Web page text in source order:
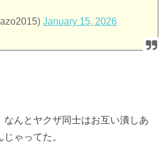
January 15, 2026
なんとヤクザ同士はお互い潰しあ
ゃってた。